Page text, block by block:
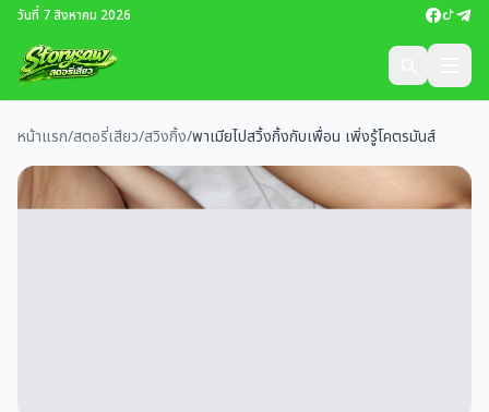
วันที่ 7 สิงหาคม 2026
หน้าแรก/สตอรี่เสียว/สวิงกิ้ง/พาเมียไปสวิ้งกิ้งกับเพื่อน เพิ่งรู้โคตรมันส์